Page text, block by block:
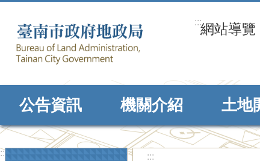
:::網站導覽
公告資訊 機關介紹 土地
:::
:::